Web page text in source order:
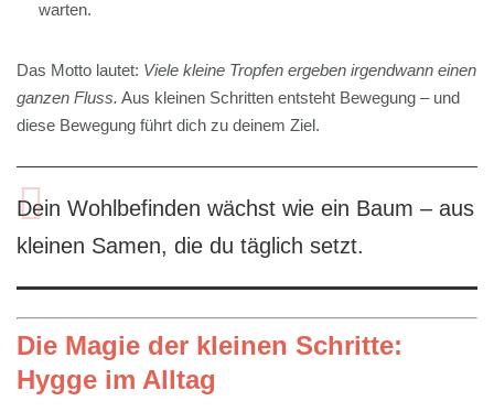
warten.
Das Motto lautet: Viele kleine Tropfen ergeben irgendwann einen
ganzen Fluss. Aus kleinen Schritten entsteht Bewegung – und
diese Bewegung führt dich zu deinem Ziel.
Dein Wohlbefinden wächst wie ein Baum – aus
kleinen Samen, die du täglich setzt.
Die Magie der kleinen Schritte:
Hygge im Alltag